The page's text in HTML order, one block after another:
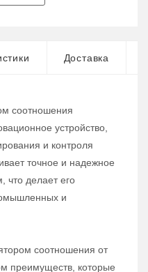
Доставка
соотношения
устройство,
и контроля
точное и надежное
что делает его
и
соотношения от
преимуществ, которые